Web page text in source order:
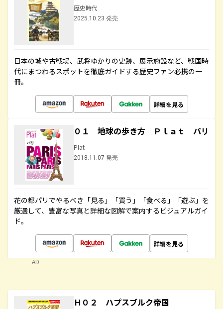
歴史時代
2025.10.23 発売
日本の城や古戦場、武将ゆかりの史跡、展示施設など、戦国時
代にまつわるスポットを徹底ガイドする歴史ファン必携の一
冊。
詳細を見る
０１ 地球の歩き方 Ｐｌａｔ パリ
Plat
2018.11.07 発売
花の都パリでやるべき「見る」「買う」「食べる」「遊ぶ」を
厳選して、豊富な写真と詳細な図解で案内するビジュアルガイ
ド。
詳細を見る
AD
Ｈ０２ ハプスブルク帝国